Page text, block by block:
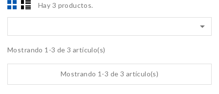
Hay 3 productos.

Mostrando 1-3 de 3 artículo(s)
Mostrando 1-3 de 3 artículo(s)